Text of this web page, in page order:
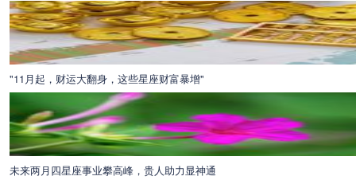
"11月起，财运大翻身，这些星座财富暴增"
未来两月四星座事业攀高峰，贵人助力显神通